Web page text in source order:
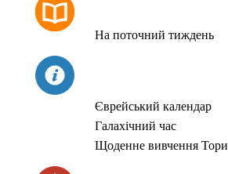
На поточний тиждень
Єврейський календар
Галахічний час
Щоденне вивчення Тори